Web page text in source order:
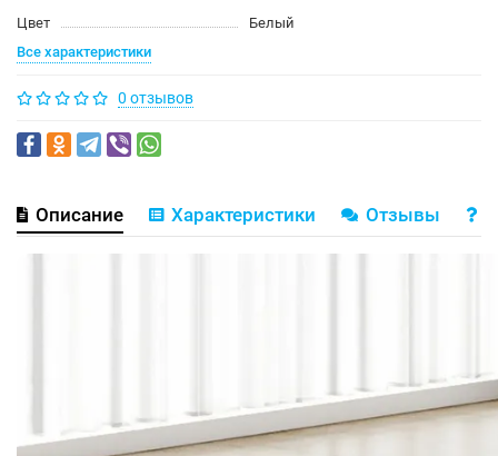
Цвет
Белый
Все характеристики
0 отзывов
Описание Характеристики Отзывы